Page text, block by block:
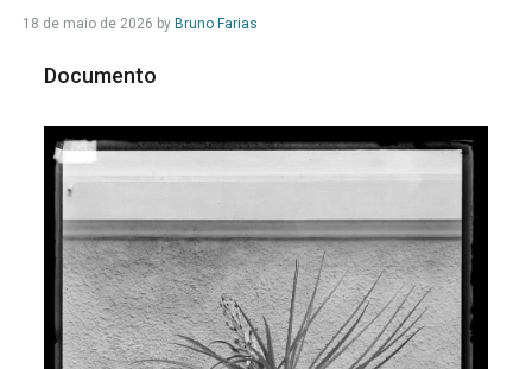
18 de maio de 2026 by Bruno Farias
Documento